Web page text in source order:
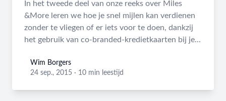
In het tweede deel van onze reeks over Miles
&More leren we hoe je snel mijlen kan verdienen
zonder te vliegen of er iets voor te doen, dankzij
het gebruik van co-branded-kredietkaarten bij je...
Wim Borgers
Wim Borgers
24 sep., 2015 · 10 min leestijd